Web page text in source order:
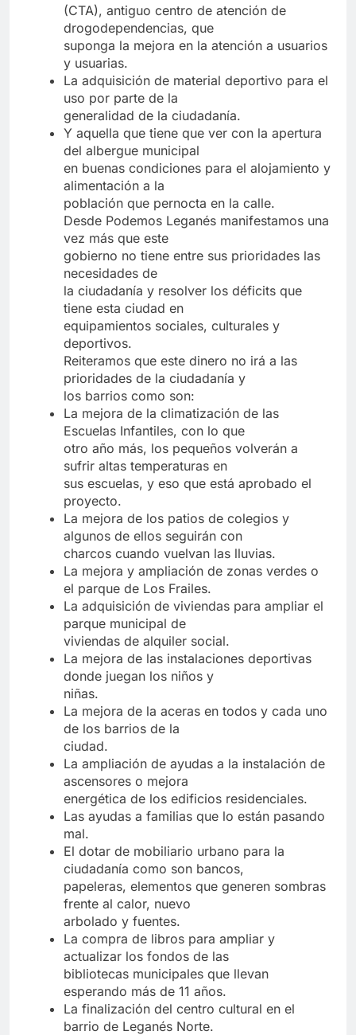
(CTA), antiguo centro de atención de
drogodependencias, que
suponga la mejora en la atención a usuarios
y usuarias.
La adquisición de material deportivo para el
uso por parte de la
generalidad de la ciudadanía.
Y aquella que tiene que ver con la apertura
del albergue municipal
en buenas condiciones para el alojamiento y
alimentación a la
población que pernocta en la calle.
Desde Podemos Leganés manifestamos una
vez más que este
gobierno no tiene entre sus prioridades las
necesidades de
la ciudadanía y resolver los déficits que
tiene esta ciudad en
equipamientos sociales, culturales y
deportivos.
Reiteramos que este dinero no irá a las
prioridades de la ciudadanía y
los barrios como son:
La mejora de la climatización de las
Escuelas Infantiles, con lo que
otro año más, los pequeños volverán a
sufrir altas temperaturas en
sus escuelas, y eso que está aprobado el
proyecto.
La mejora de los patios de colegios y
algunos de ellos seguirán con
charcos cuando vuelvan las lluvias.
La mejora y ampliación de zonas verdes o
el parque de Los Frailes.
La adquisición de viviendas para ampliar el
parque municipal de
viviendas de alquiler social.
La mejora de las instalaciones deportivas
donde juegan los niños y
niñas.
La mejora de la aceras en todos y cada uno
de los barrios de la
ciudad.
La ampliación de ayudas a la instalación de
ascensores o mejora
energética de los edificios residenciales.
Las ayudas a familias que lo están pasando
mal.
El dotar de mobiliario urbano para la
ciudadanía como son bancos,
papeleras, elementos que generen sombras
frente al calor, nuevo
arbolado y fuentes.
La compra de libros para ampliar y
actualizar los fondos de las
bibliotecas municipales que llevan
esperando más de 11 años.
La finalización del centro cultural en el
barrio de Leganés Norte.